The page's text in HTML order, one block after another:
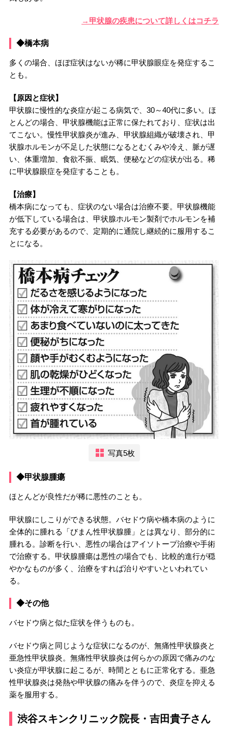
→甲状腺の疾患について詳しくはコチラ
◆橋本病
多くの場合、ほぼ症状はないが稀に甲状腺眼症を発症するこ
とも。
【原因と症状】
甲状腺に慢性的な炎症が起こる病気で、30～40代に多い。ほ
とんどの場合、甲状腺機能は正常に保たれており、症状は出
てこない。慢性甲状腺炎が進み、甲状腺組織が破壊され、甲
状腺ホルモンが不足した状態になるとむくみや冷え、脈が遅
い、体重増加、食欲不振、眠気、便秘などの症状が出る。稀
に甲状腺眼症を発症することも。
【治療】
橋本病になっても、症状のない場合は治療不要。甲状腺機能
が低下している場合は、甲状腺ホルモン製剤でホルモンを補
充する必要があるので、定期的に通院し継続的に服用するこ
とになる。
写真5枚
◆甲状腺腫瘍
ほとんどが良性だが稀に悪性のことも。
甲状腺にしこりができる状態。バセドウ病や橋本病のように
全体的に腫れる「びまん性甲状腺腫」とは異なり、部分的に
腫れる。診断を行い、悪性の場合はアイソトープ治療や手術
で治療する。甲状腺腫瘍は悪性の場合でも、比較的進行が穏
やかなものが多く、治療をすれば治りやすいといわれてい
る。
◆その他
バセドウ病と似た症状を伴うものも。
バセドウ病と同じような症状になるのが、無痛性甲状腺炎と
亜急性甲状腺炎。無痛性甲状腺炎は何らかの原因で痛みのな
い炎症が甲状腺に起こるが、時間とともに正常化する。亜急
性甲状腺炎は発熱や甲状腺の痛みを伴うので、炎症を抑える
薬を服用する。
渋谷スキンクリニック院長・吉田貴子さん